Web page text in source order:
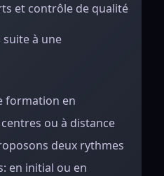
et contrôle de qualité
à une
formation en
ou à distance
deux rythmes
en initial ou en